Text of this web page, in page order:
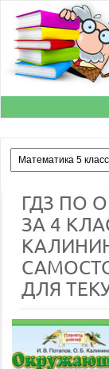
ГДЗ ПО
ЗА 4
ДЛЯ